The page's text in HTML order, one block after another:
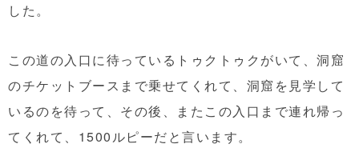
した。
この道の入口に待っているトゥクトゥクがいて、洞窟
のチケットブースまで乗せてくれて、洞窟を見学して
いるのを待って、その後、またこの入口まで連れ帰っ
てくれて、1500ルピーだと言います。